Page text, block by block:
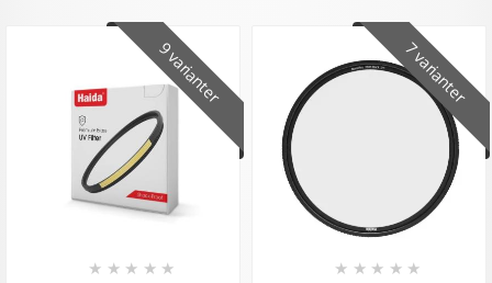
9 varianter
★ ★ ★ ★ ★
7 varianter
★ ★ ★ ★ ★